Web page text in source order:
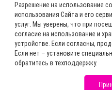
Личный кабинет
История заказов
Мои закладки
Рассылка новостей
Эль-Косметик © 2026
Разрешение на использование
использования Сайта и его
услуг. Мы уверены, что при
согласие на использование и
устройстве. Если согласны,
Если нет – установите
обратитесь в техподдержку.